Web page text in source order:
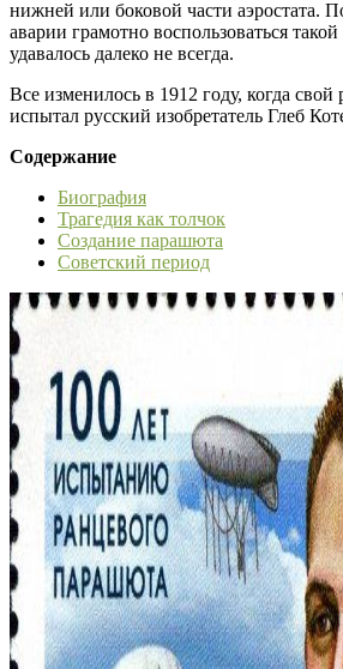
нижней или боковой части аэростата.
аварии грамотно воспользоваться
удавалось далеко не всегда.
Все изменилось в 1912 году, когда
испытал русский изобретатель Глеб
Содержание
Биография
Трагедия как толчок
Создание парашюта
Советский период